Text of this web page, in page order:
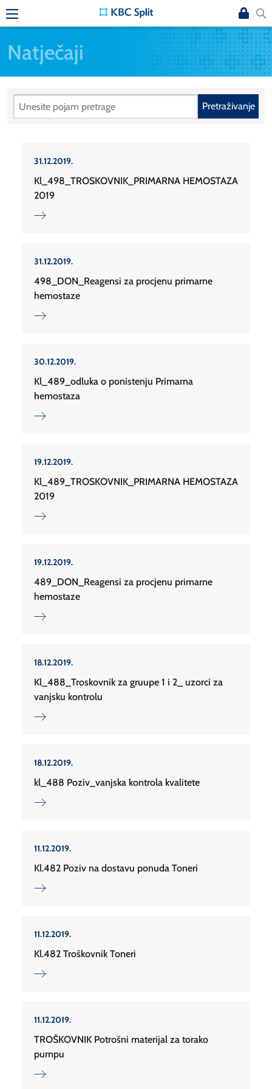
Natječaji
Pretraživanje
31.12.2019.
Kl_498_TROSKOVNIK_PRIMARNA HEMOSTAZA
2019
31.12.2019.
498_DON_Reagensi za procjenu primarne
hemostaze
30.12.2019.
Kl_489_odluka o ponistenju Primarna
hemostaza
19.12.2019.
Kl_489_TROSKOVNIK_PRIMARNA HEMOSTAZA
2019
19.12.2019.
489_DON_Reagensi za procjenu primarne
hemostaze
18.12.2019.
Kl_488_Troskovnik za gruupe 1 i 2_ uzorci za
vanjsku kontrolu
18.12.2019.
kl_488 Poziv_vanjska kontrola kvalitete
11.12.2019.
Kl.482 Poziv na dostavu ponuda Toneri
11.12.2019.
Kl.482 Troškovnik Toneri
11.12.2019.
TROŠKOVNIK Potrošni materijal za torako
pumpu